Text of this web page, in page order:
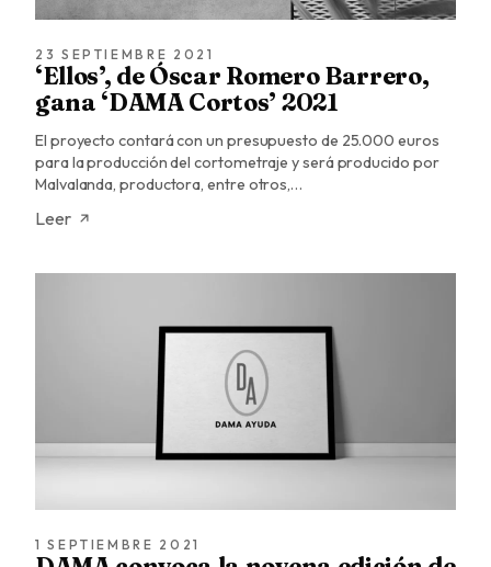
23 SEPTIEMBRE 2021
‘Ellos’, de Óscar Romero Barrero,
gana ‘DAMA Cortos’ 2021
El proyecto contará con un presupuesto de 25.000 euros
para la producción del cortometraje y será producido por
Malvalanda, productora, entre otros,…
Leer
1 SEPTIEMBRE 2021